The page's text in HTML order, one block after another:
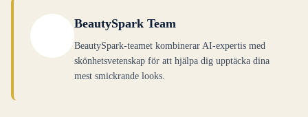
BeautySpark Team
BeautySpark-teamet kombinerar AI-expertis med
skönhetsvetenskap för att hjälpa dig upptäcka dina
mest smickrande looks.